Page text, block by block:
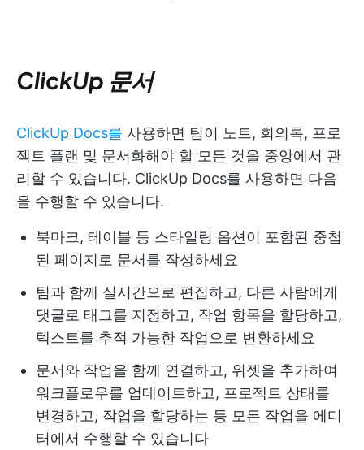
ClickUp 문서
ClickUp Docs를 사용하면 팀이 노트, 회의록, 프로
젝트 플랜 및 문서화해야 할 모든 것을 중앙에서 관
리할 수 있습니다. ClickUp Docs를 사용하면 다음
을 수행할 수 있습니다.
북마크, 테이블 등 스타일링 옵션이 포함된 중첩
된 페이지로 문서를 작성하세요
팀과 함께 실시간으로 편집하고, 다른 사람에게
댓글로 태그를 지정하고, 작업 항목을 할당하고,
텍스트를 추적 가능한 작업으로 변환하세요
문서와 작업을 함께 연결하고, 위젯을 추가하여
워크플로우를 업데이트하고, 프로젝트 상태를
변경하고, 작업을 할당하는 등 모든 작업을 에디
터에서 수행할 수 있습니다